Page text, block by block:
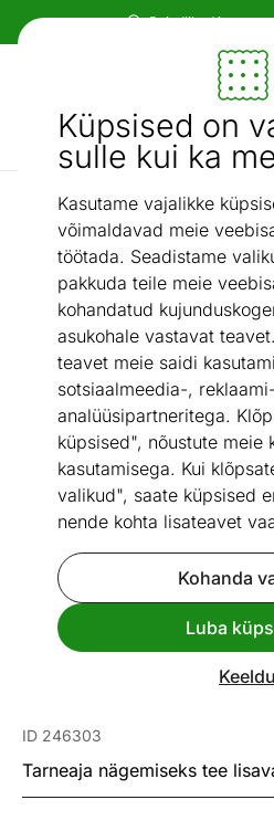
Küpsised on
sulle kui ka
Kasutame vajalikke
võimaldavad meie
töötada. Seadistame
pakkuda teile meie
kohandatud
asukohale vastavat
teavet meie saidi
sotsiaalmeedia-,
analüüsipartneritega.
küpsised", nõustute meie
kasutamisega. Kui
valikud", saate küpsised
nende kohta lisateavet
Kohanda
Luba
Keeldu
Paindlikud ja
Mööbel ja sisustus -
Otsi...
Nurgadiivanid /
Vaata
ID 246303
Tarneaja nägemiseks tee